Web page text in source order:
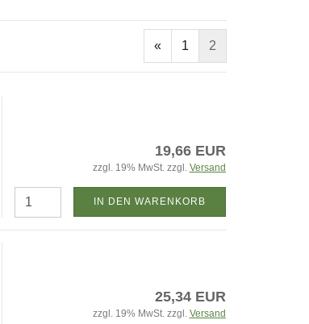
« 1 2
19,66 EUR
zzgl. 19% MwSt. zzgl. Versand
IN DEN WARENKORB
25,34 EUR
zzgl. 19% MwSt. zzgl. Versand